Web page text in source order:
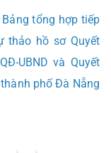
Bảng tổng hợp tiếp
thảo hồ sơ Quyết
UBND và Quyết
phố Đà Nẵng